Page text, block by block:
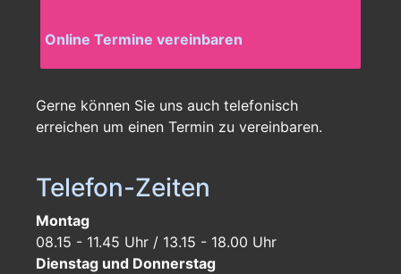
Online Termine vereinbaren
Gerne können Sie uns auch telefonisch
erreichen um einen Termin zu vereinbaren.
Telefon-Zeiten
Montag
08.15 - 11.45 Uhr / 13.15 - 18.00 Uhr
Dienstag und Donnerstag